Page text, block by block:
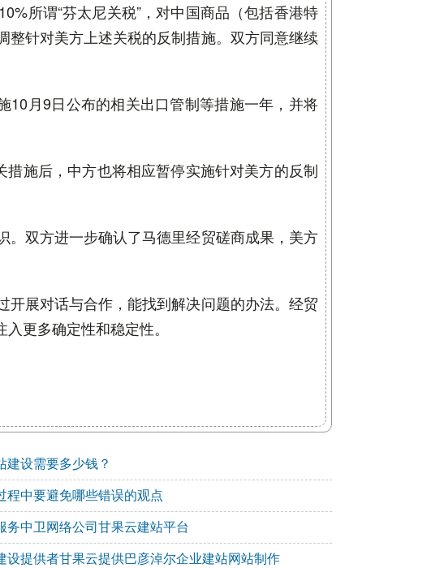
所谓“芬太尼关税”，对中国商品（包括香港特
针对美方上述关税的反制措施。双方同意继续
10月9日公布的相关出口管制等措施一年，并将
施后，中方也将相应暂停实施针对美方的反制
双方进一步确认了马德里经贸磋商成果，美方
展对话与合作，能找到解决问题的办法。经贸
更多确定性和稳定性。
建设需要多少钱？
程中要避免哪些错误的观点
务中卫网络公司甘果云建站平台
设提供者甘果云提供巴彦淖尔企业建站网站制作